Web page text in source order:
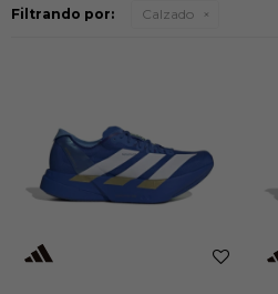
Filtrando por: Calzado